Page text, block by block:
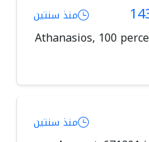
منذ سنتين
Athanasios, 100
منذ سنتين